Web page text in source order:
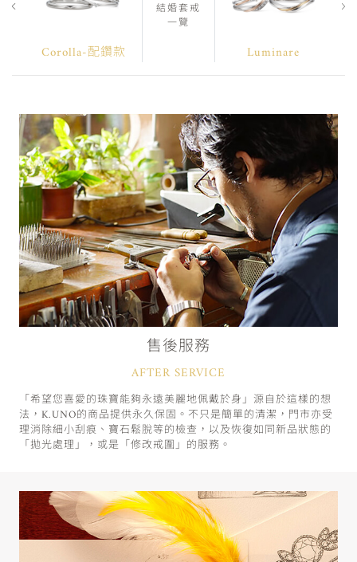
Corolla-配鑽款
結婚套戒
一覽
Luminare
售後服務
AFTER SERVICE
「希望您喜愛的珠寶能夠永遠美麗地佩戴於身」源自於這樣的想
法，K.UNO的商品提供永久保固。不只是簡單的清潔，門市亦受
理消除細小刮痕、寶石鬆脫等的檢查，以及恢復如同新品狀態的
「拋光處理」，或是「修改戒圍」的服務。